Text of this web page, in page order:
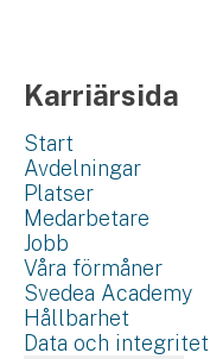
Karriärsida
Start
Avdelningar
Platser
Medarbetare
Jobb
Våra förmåner
Svedea Academy
Hållbarhet
Data och integritet